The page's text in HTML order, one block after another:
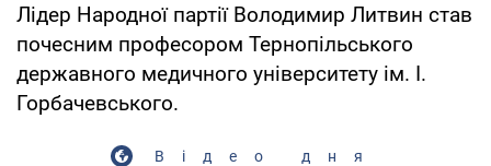
Лідер Народної партії Володимир Литвин став
почесним професором Тернопільського
державного медичного університету ім. І.
Горбачевського.
Відео дня